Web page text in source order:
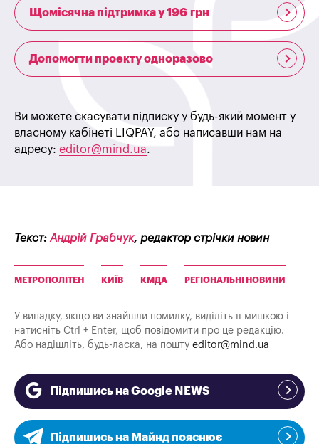
Щомісячна підтримка у 196 грн
Допомогти проекту одноразово
Ви можете скасувати підписку у будь-який момент у
власному кабінеті LIQPAY, або написавши нам на
адресу: editor@mind.ua.
Текст: Андрій Грабчук, редактор стрічки новин
МЕТРОПОЛІТЕН КИЇВ КМДА РЕГІОНАЛЬНІ НОВИНИ
У випадку, якщо ви знайшли помилку, виділіть її мишкою і
натисніть Ctrl + Enter, щоб повідомити про це редакцію.
Або надішліть, будь-ласка, на пошту editor@mind.ua
Підпишись на Google NEWS
Підпишись на Майнд пояснює